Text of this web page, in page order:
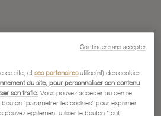
ce site, etses partenairesutilise(nt) des cookies
du site, pour personnaliser son contenu
son trafic. Vous pouvez accéder au centre
“paramétrer les cookies” pour exprimer
pouvez également utiliser le bouton "tout
Continuer sans accepter